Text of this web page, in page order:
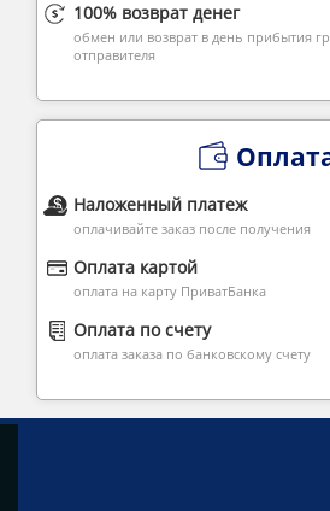
100% возврат денег
обмен или возврат в день прибытия
отправителя
Наложенный платеж
оплачивайте заказ после получения
Оплата картой
оплата на карту ПриватБанка
Оплата по счету
оплата заказа по банковскому счету